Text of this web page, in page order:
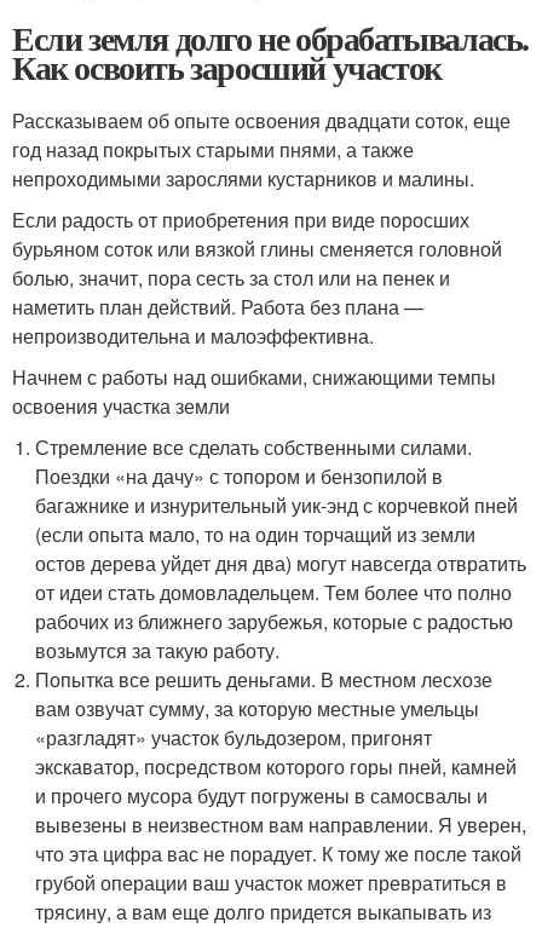
Если земля долго не обрабатывалась.
Как освоить заросший участок
Рассказываем об опыте освоения двадцати соток, еще
год назад покрытых старыми пнями, а также
непроходимыми зарослями кустарников и малины.
Если радость от приобретения при виде поросших
бурьяном соток или вязкой глины сменяется головной
болью, значит, пора сесть за стол или на пенек и
наметить план действий. Работа без плана —
непроизводительна и малоэффективна.
Начнем с работы над ошибками, снижающими темпы
освоения участка земли
Стремление все сделать собственными силами.
Поездки «на дачу» с топором и бензопилой в
багажнике и изнурительный уик-энд с корчевкой пней
(если опыта мало, то на один торчащий из земли
остов дерева уйдет дня два) могут навсегда отвратить
от идеи стать домовладельцем. Тем более что полно
рабочих из ближнего зарубежья, которые с радостью
возьмутся за такую работу.
Попытка все решить деньгами. В местном лесхозе
вам озвучат сумму, за которую местные умельцы
«разгладят» участок бульдозером, пригонят
экскаватор, посредством которого горы пней, камней
и прочего мусора будут погружены в самосвалы и
вывезены в неизвестном вам направлении. Я уверен,
что эта цифра вас не порадует. К тому же после такой
грубой операции ваш участок может превратиться в
трясину, а вам еще долго придется выкапывать из